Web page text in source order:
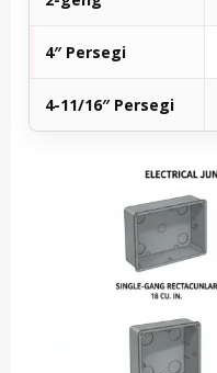
4″ Persegi
4-11/16″ Persegi